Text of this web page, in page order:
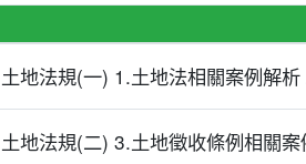
土地法規(一) 1.土地法相關案例解
土地法規(二) 3.土地徵收條例相關